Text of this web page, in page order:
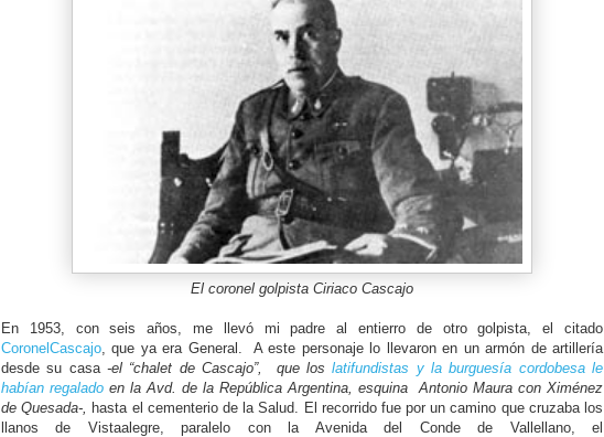
El coronel golpista Ciriaco Cascajo
En 1953, con seis años, me llevó mi padre al entierro de otro golpista, el citado
CoronelCascajo, que ya era General. A este personaje lo llevaron en un armón de artillería
desde su casa -el “chalet de Cascajo”, que loslatifundistas y la burguesía cordobesa le
habían regalado en la Avd. de la República Argentina, esquina Antonio Maura con Ximénez
de Quesada-, hasta el cementerio de la Salud. El recorrido fue por un camino que cruzaba los
llanos de Vistaalegre, paralelo con la Avenida del Conde de Vallellano, el